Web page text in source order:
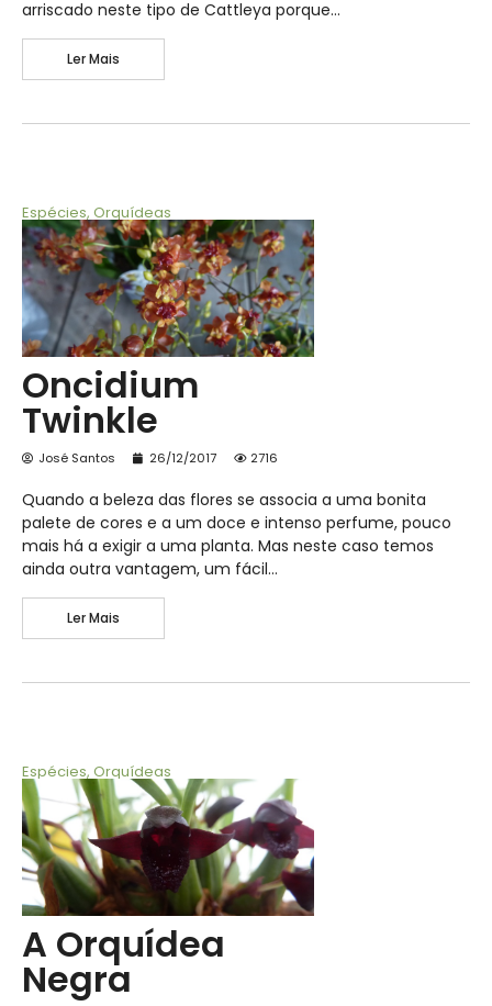
arriscado neste tipo de Cattleya porque…
Ler Mais
Espécies, Orquídeas
Oncidium
Twinkle
José Santos 26/12/2017 2716
Quando a beleza das flores se associa a uma bonita
palete de cores e a um doce e intenso perfume, pouco
mais há a exigir a uma planta. Mas neste caso temos
ainda outra vantagem, um fácil…
Ler Mais
Espécies, Orquídeas
A Orquídea
Negra